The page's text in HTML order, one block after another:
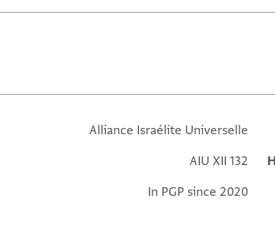
Alliance Israélite Universelle
AIU XII 132
In PGP since 2020